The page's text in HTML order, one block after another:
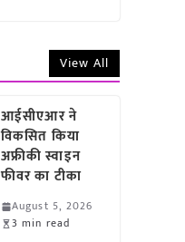
View All
आईसीएआर ने
विकसित किया
अफ्रीकी स्वाइन
फीवर का टीका
August 5, 2026
3 min read